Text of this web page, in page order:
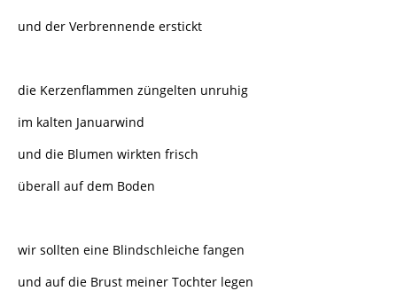
und der Verbrennende erstickt
die Kerzenflammen züngelten unruhig
im kalten Januarwind
und die Blumen wirkten frisch
überall auf dem Boden
wir sollten eine Blindschleiche fangen
und auf die Brust meiner Tochter legen